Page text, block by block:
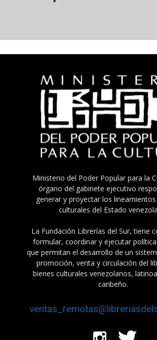
Ministerio del Poder Popular para la
órgano del gabinete ejecutivo
generar y proyectar los
culturales del Estado
La Fundación Librerías del Sur, tiene
formular, coordinar y ejecutar
que permitan el desarrollo de un
promoción, venta y circulación del
bienes culturales venezolanos,
caribeño.